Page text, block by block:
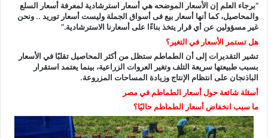
“برجاء العلم إن الأسعار الموضحه هي أسعار استرشادية لمعرفة أسعار السلع
والمحاصيل، كما أنها أسعار بيع فى أسواق الجملة وليست أسعار توريد .. ونحن
غير مسؤولين عن أي قرار يتخذ بناءًا على أسعارنا الاسترشادية.”
هل تستمر الأسعار في التغير؟
تشير التقديرات إلى أن الطماطم ستظل من أكثر المحاصيل تقلبًا في الأسعار
بسبب طبيعتها سريعة التلف وتغير العروات الزراعية، بينما يعتمد استقرار
الباذنجان على انتظام الإنتاج وزيادة المساحات المزروعة.
أسئلة شائعة حول أسعار الطماطم في مصر
ما سبب انخفاض أسعار الطماطم حاليًا؟